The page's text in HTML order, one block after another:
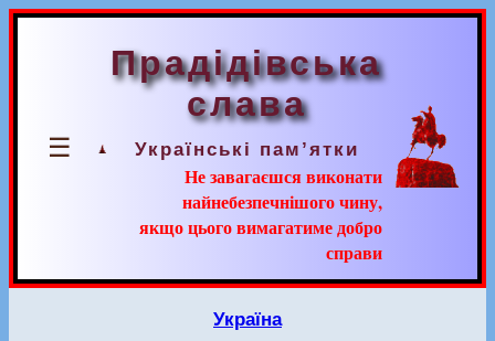
☰
Прадідівська
слава
Українські пам’ятки
Не завагаєшся виконати
найнебезпечнішого чину,
якщо цього вимагатиме добро
справи
Україна